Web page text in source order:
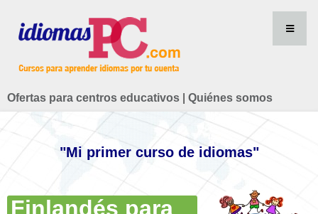
Ofertas para centros educativos Quiénes somos
"Mi primer curso de idiomas"
Finlandés para